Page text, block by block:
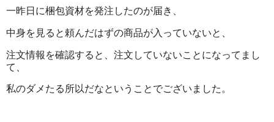
一昨日に梱包資材を発注したのが届き、
中身を見ると頼んだはずの商品が入っていないと、
注文情報を確認すると、注文していないことになってまし
て、
私のダメたる所以だなということでございました。